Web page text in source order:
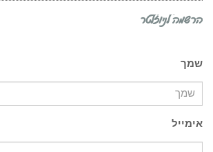
הרשמה לניוזלטר
שמך
אימייל